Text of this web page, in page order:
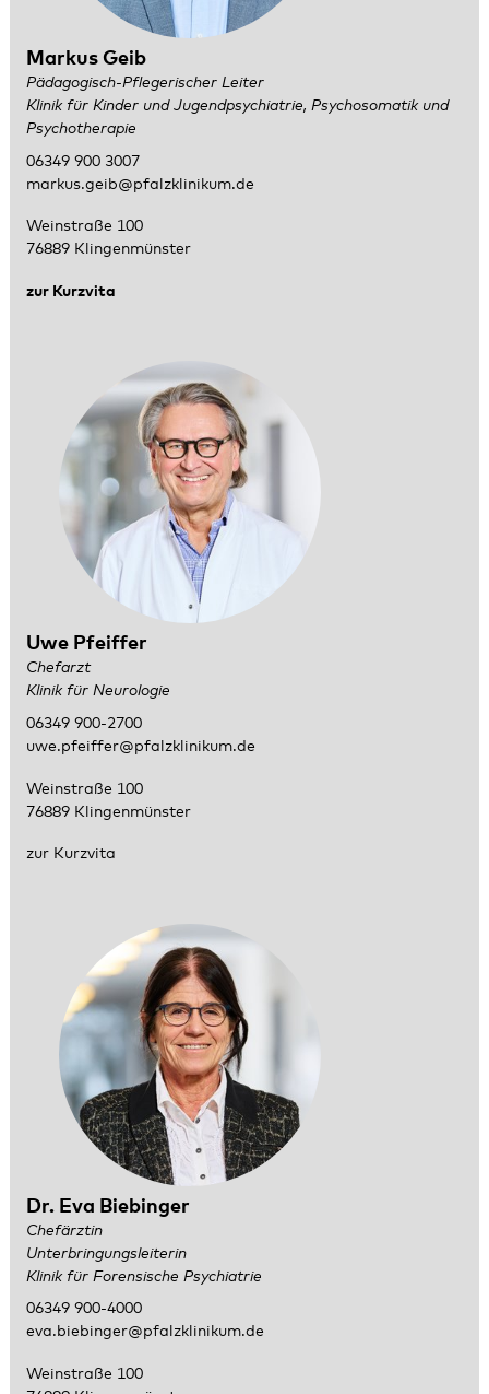
Markus Geib
Pädagogisch-Pflegerischer Leiter
Klinik für Kinder und Jugendpsychiatrie, Psychosomatik und
Psychotherapie
06349 900 3007
markus.geib@pfalzklinikum.de
Weinstraße 100
76889 Klingenmünster
zur Kurzvita
Uwe Pfeiffer
Chefarzt
Klinik für Neurologie
06349 900-2700
uwe.pfeiffer@pfalzklinikum.de
Weinstraße 100
76889 Klingenmünster
zur Kurzvita
Dr. Eva Biebinger
Chefärztin
Unterbringungsleiterin
Klinik für Forensische Psychiatrie
06349 900-4000
eva.biebinger@pfalzklinikum.de
Weinstraße 100